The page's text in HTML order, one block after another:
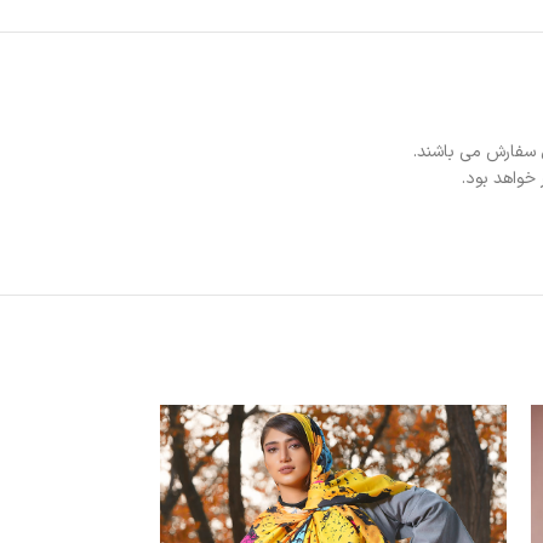
سفارش می باشند.